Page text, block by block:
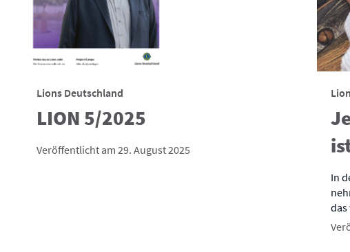
Lions Deutschland
LION 5/2025
Veröffentlicht am 29. August 2025
In
das